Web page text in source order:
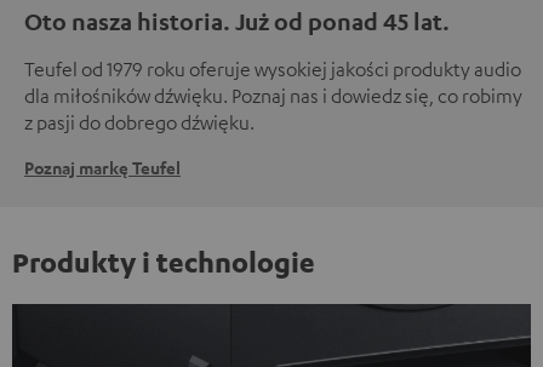
Oto nasza historia. Już od ponad 45 lat.
Teufel od 1979 roku oferuje wysokiej jakości produkty audio
dla miłośników dźwięku. Poznaj nas i dowiedz się, co robimy
z pasji do dobrego dźwięku.
Poznaj markę Teufel
Produkty i technologie